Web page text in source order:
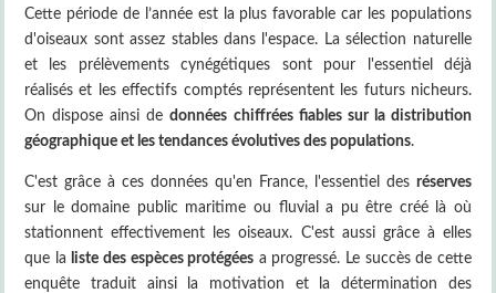
Cette période de l’année est la plus favorable car les populations
d'oiseaux sont assez stables dans l'espace. La sélection naturelle
et les prélèvements cynégétiques sont pour l'essentiel déjà
réalisés et les effectifs comptés représentent les futurs nicheurs.
On dispose ainsi dedonnées chiffrées fiables sur la distribution
géographique et les tendances évolutives des populations.
C'est grâce à ces données qu'en France, l'essentiel des réserves
sur le domaine public maritime ou fluvial a pu être créé là où
stationnent effectivement les oiseaux. C'est aussi grâce à elles
que la liste des espèces protégées a progressé. Le succès de cette
enquête traduit ainsi la motivation et la détermination des